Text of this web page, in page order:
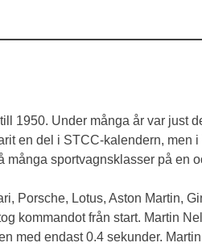
1950. Under många år var just
en del i STCC-kalendern, men
sportvagnsklasser på en
Porsche, Lotus, Aston Martin,
kommandot från start. Martin
med endast 0.4 sekunder.